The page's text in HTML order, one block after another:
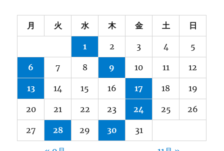
月 火 水 木 金 土 日
1 2 3 4 5
6 7 8 9 10 11 12
13 14 15 16 17 18 19
20 21 22 23 24 25 26
27 28 29 30 31